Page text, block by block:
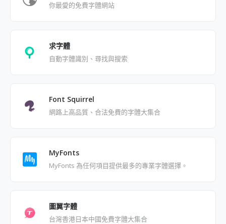
你最愛的免費字體網站
求字體
自動字體識別、尋找與搜索
Font Squirrel
網路上高品質、合法免費的字體大集合
MyFonts
MyFonts 為任何項目提供最多的專業字體選擇。
圖翼字體
台灣香港日本中國免費字體大集合